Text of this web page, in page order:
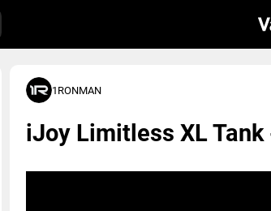
1RONMAN
iJoy Limitless XL